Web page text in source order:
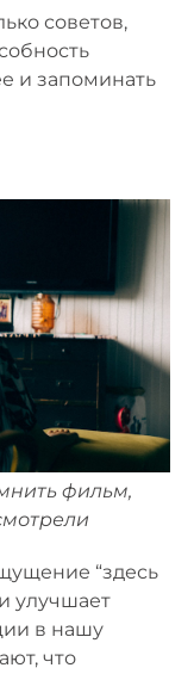
советов,
и запоминать
фильм,
“здесь
улучшает
в нашу
что